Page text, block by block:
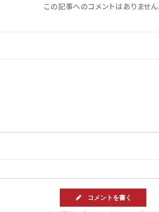
この記事へのコメントはありません
コメントを書く